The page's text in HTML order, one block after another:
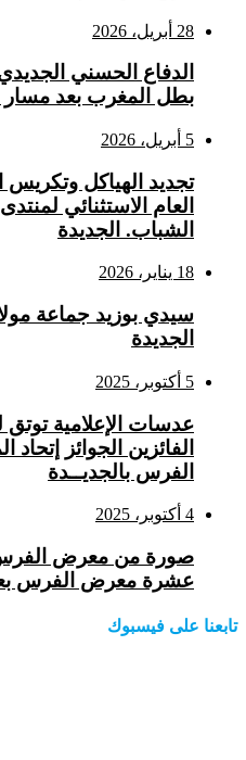
28 أبريل، 2026
الدفاع الحسني
بطل المغرب بعد مسار
5 أبريل، 2026
تجديد الهياكل
العام الاستثنائي
الشباب. الجديدة
18 يناير، 2026
سيدي بوزيد جماعة
الجديدة
5 أكتوبر، 2025
عدسات الإعلامية توتق
الفائزين الجوائز
الفرس بالجديــدة
4 أكتوبر، 2025
صورة من معرض الفرس
عشرة معرض الفرس
تابعنا على فيسبوك